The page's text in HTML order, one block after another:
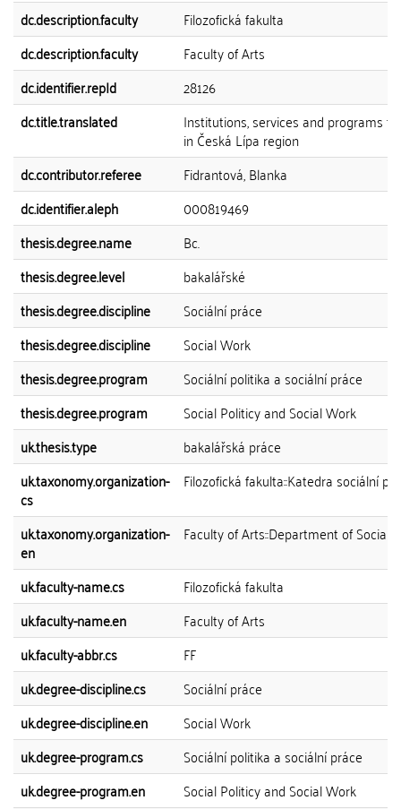
dc.description.faculty
Filozofická fakulta
dc.description.faculty
Faculty of Arts
dc.identifier.repId
28126
dc.title.translated
Institutions, services and programs
in Česká Lípa region
dc.contributor.referee
Fidrantová, Blanka
dc.identifier.aleph
000819469
thesis.degree.name
Bc.
thesis.degree.level
bakalářské
thesis.degree.discipline
Sociální práce
thesis.degree.discipline
Social Work
thesis.degree.program
Sociální politika a sociální práce
thesis.degree.program
Social Politicy and Social Work
uk.thesis.type
bakalářská práce
uk.taxonomy.organization-
cs
Filozofická fakulta::Katedra sociální
uk.taxonomy.organization-
en
Faculty of Arts::Department of Social
uk.faculty-name.cs
Filozofická fakulta
uk.faculty-name.en
Faculty of Arts
uk.faculty-abbr.cs
FF
uk.degree-discipline.cs
Sociální práce
uk.degree-discipline.en
Social Work
uk.degree-program.cs
Sociální politika a sociální práce
uk.degree-program.en
Social Politicy and Social Work